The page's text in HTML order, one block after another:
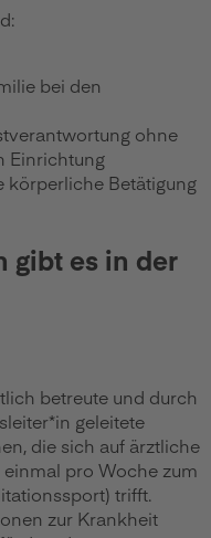
bei den
ohne
Einrichtung
körperliche Betätigung
gibt es in der
betreute und durch
geleitete
die sich auf ärztliche
pro Woche zum
trifft.
zur Krankheit